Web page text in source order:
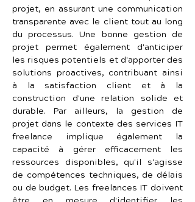
projet, en assurant une communication
transparente avec le client tout au long
du processus. Une bonne gestion de
projet permet également d'anticiper
les risques potentiels et d'apporter des
solutions proactives, contribuant ainsi
à la satisfaction client et à la
construction d'une relation solide et
durable. Par ailleurs, la gestion de
projet dans le contexte des services IT
freelance implique également la
capacité à gérer efficacement les
ressources disponibles, qu'il s'agisse
de compétences techniques, de délais
ou de budget. Les freelances IT doivent